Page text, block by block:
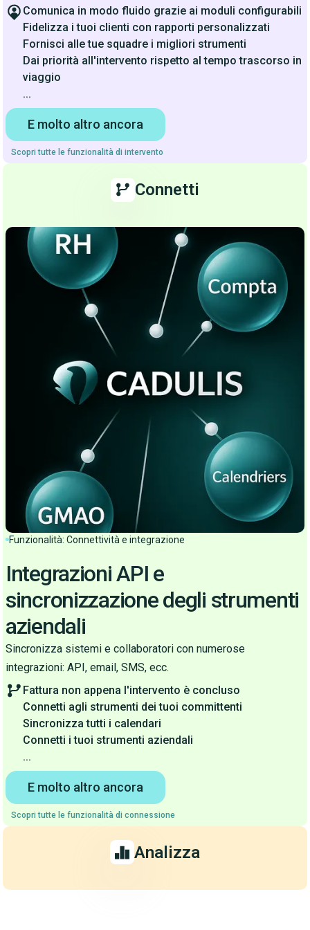
Comunica in modo fluido grazie ai moduli configurabili
Fidelizza i tuoi clienti con rapporti personalizzati
Fornisci alle tue squadre i migliori strumenti
Dai priorità all'intervento rispetto al tempo trascorso in
viaggio
...
E molto altro ancora
Scopri tutte le funzionalità di intervento
Connetti
Funzionalità: Connettività e integrazione
Integrazioni API e
sincronizzazione degli strumenti
aziendali
Sincronizza sistemi e collaboratori con numerose
integrazioni: API, email, SMS, ecc.
Fattura non appena l'intervento è concluso
Connetti agli strumenti dei tuoi committenti
Sincronizza tutti i calendari
Connetti i tuoi strumenti aziendali
...
E molto altro ancora
Scopri tutte le funzionalità di connessione
Analizza